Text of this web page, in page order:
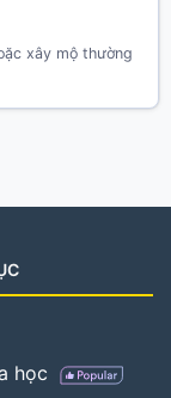
xây mộ thường
học